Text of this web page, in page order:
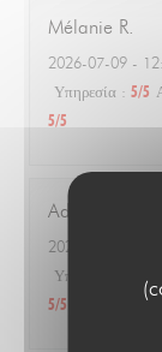
Mélanie R
2026-07-09 -
Υπηρεσία : 5/5
5/5
Adrià
2026-07-07
-
Υπηρεσία
5/5